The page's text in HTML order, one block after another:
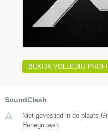
BEKIJK VOLLEDIG
SoundClash
Niet gevestigd in de plaats
Henegouwen.